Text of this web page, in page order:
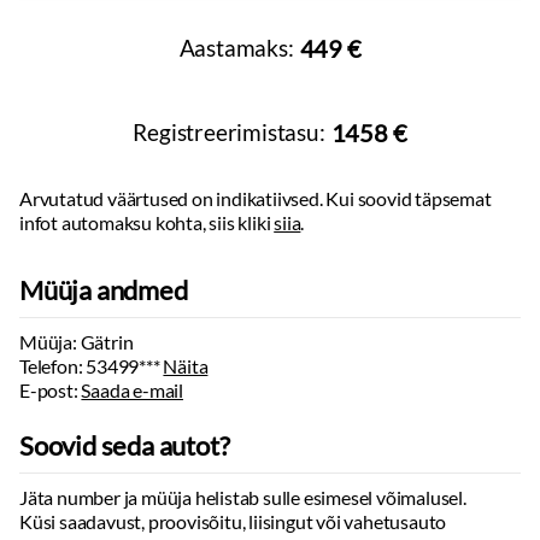
Digitaalne näidikutepaneel
Rool:soojendusega
Elektriliselt reguleeritavad istmed:ees
Istmesoojendused:ees
Tagaistme seljatugi allaklapitav
Comfort istmed:
ees, taga
Käetugi ees:reguleeritav, laekaga
Elektrilised akende tõstukid:
Peeglid päikesesirmides:valgustusega
Kohtvalgustid: valitav värvitoon
M1
Sõiduauto
1904kg
2530kg
Haagis piduritega:
2500 kg
Haagis piduriteta:
Teljevahe:
Aastamaks: 449 €
Registreerimistasu: 1458 €
Arvutatud väärtused on indikatiivsed. Kui soovid täpsemat
infot automaksu kohta, siis klikisiia.
Müüja andmed
Müüja: Gätrin
Telefon: 53499***Näita
E-post:Saada e-mail
Soovid seda autot?
Jäta number ja müüja helistab sulle esimesel võimalusel.
Küsi saadavust, proovisõitu, liisingut või vahetusauto